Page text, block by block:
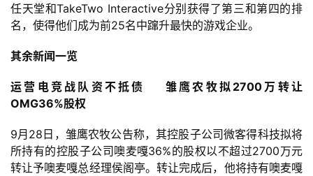
任天堂和TakeTwo Interactive分别获得了第三和第四的排
名，使得他们成为前25名中蹿升最快的游戏企业。
其余新闻一览
运营电竞战队资不抵债    雏鹰农牧拟2700万转让
OMG36%股权
9月28日，雏鹰农牧公告称，其控股子公司微客得科技拟将
所持有的控股子公司噢麦嘎36%的股权以不超过2700万元
转让予噢麦嘎总经理侯阁亭。转让完成后，他将持有噢麦嘎